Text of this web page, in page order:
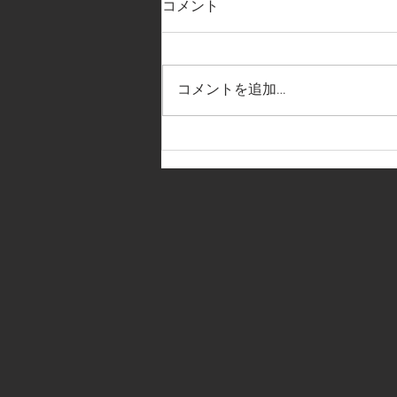
【全社関西大会 組み合わせ決
定】
コメント
コメントを追加…